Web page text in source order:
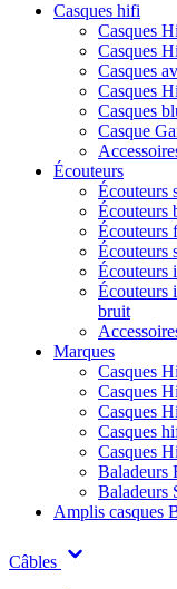
Casques hifi
Casques
Casques
Casques
Casques
Casques
Casque
Écouteurs
Écouteurs
Écouteurs
Écouteurs
Écouteurs
Écouteurs
Écouteurs
bruit
Marques
Casques
Casques
Casques
Casques
Casques
Baladeurs
Baladeurs
Amplis casques
Câbles